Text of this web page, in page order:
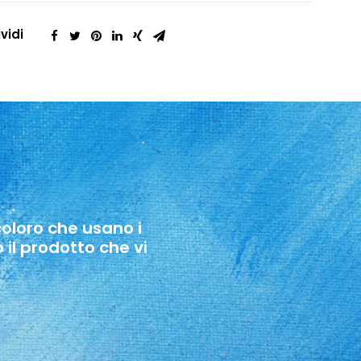
che usano i
il prodotto che vi